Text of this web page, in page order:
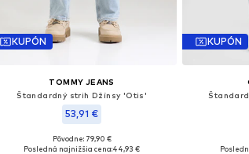
KUPÓN
TOMMY JEANS
Štandardný strih Džínsy 'Otis'
53,91 €
+3
Dostupné v mnohých veľkostiach
Pôvodne: 79,90 €
Posledná najnižšia cena:44,93 €
KUPÓN